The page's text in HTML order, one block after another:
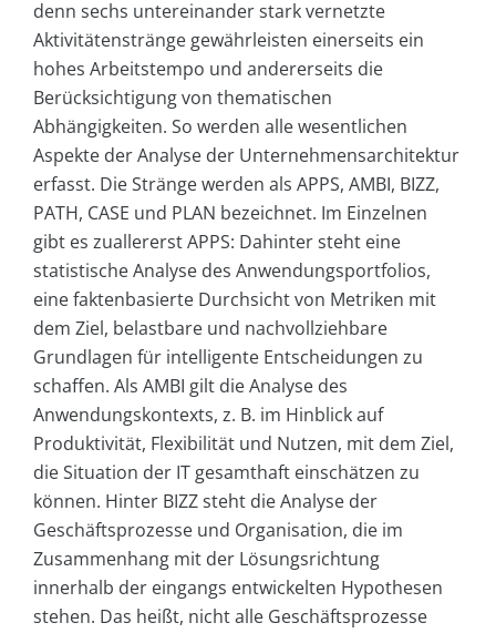
denn sechs untereinander stark vernetzte
Aktivitätenstränge gewährleisten einerseits ein
hohes Arbeitstempo und andererseits die
Berücksichtigung von thematischen
Abhängigkeiten. So werden alle wesentlichen
Aspekte der Analyse der Unternehmensarchitektur
erfasst. Die Stränge werden als APPS, AMBI, BIZZ,
PATH, CASE und PLAN bezeichnet. Im Einzelnen
gibt es zuallererst APPS: Dahinter steht eine
statistische Analyse des Anwendungsportfolios,
eine faktenbasierte Durchsicht von Metriken mit
dem Ziel, belastbare und nachvollziehbare
Grundlagen für intelligente Entscheidungen zu
schaffen. Als AMBI gilt die Analyse des
Anwendungskontexts, z. B. im Hinblick auf
Produktivität, Flexibilität und Nutzen, mit dem Ziel,
die Situation der IT gesamthaft einschätzen zu
können. Hinter BIZZ steht die Analyse der
Geschäftsprozesse und Organisation, die im
Zusammenhang mit der Lösungsrichtung
innerhalb der eingangs entwickelten Hypothesen
stehen. Das heißt, nicht alle Geschäftsprozesse